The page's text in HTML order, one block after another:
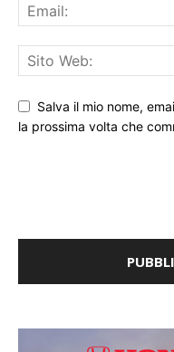
Salva il mio nome,